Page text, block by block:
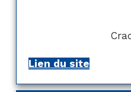
Lien du site